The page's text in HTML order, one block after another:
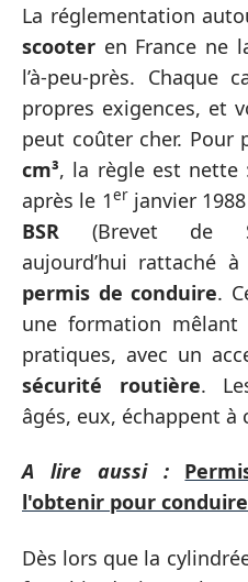
La réglementation
scooter en France ne
l’à-peu-près. Chaque
propres exigences, et
peut coûter cher.
cm³, la règle est nette
après le 1erjanvier
BSR (Brevet de
aujourd’hui rattaché
permis de conduire.
une formation mêlant
pratiques, avec un
sécurité routière.
âgés, eux, échappent
A lire aussi :
l'obtenir pour
Dès lors que la